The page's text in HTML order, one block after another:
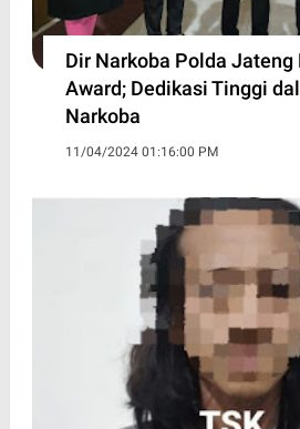
Dir Narkoba Polda Jateng
Award; Dedikasi Tinggi
Narkoba
11/04/2024 01:16:00 PM